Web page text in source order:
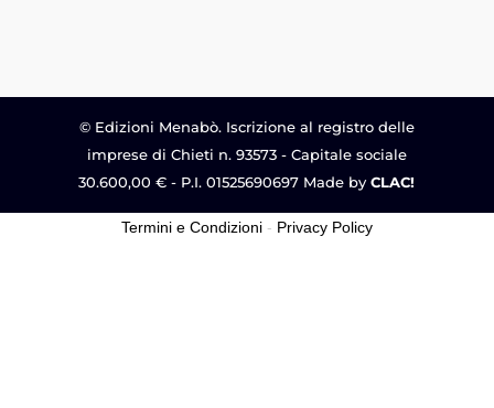
© Edizioni Menabò. Iscrizione al registro delle
imprese di Chieti n. 93573 - Capitale sociale
30.600,00 € - P.I. 01525690697 Made byCLAC!
Termini e Condizioni - Privacy Policy